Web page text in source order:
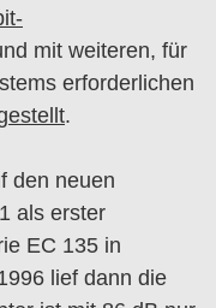
mit weiteren, für
erforderlichen
.
den neuen
als erster
EC 135 in
lief dann die